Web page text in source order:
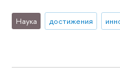
Наука достижения